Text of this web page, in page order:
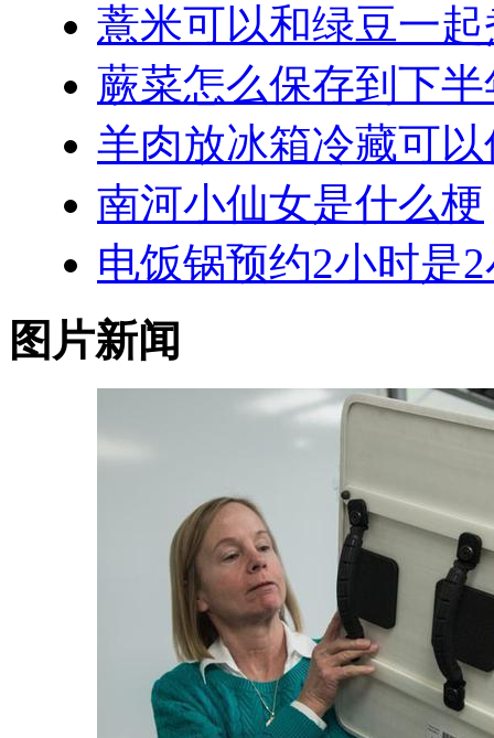
薏米可以和绿豆一
蕨菜怎么保存到下半
羊肉放冰箱冷藏可
南河小仙女是什么梗
电饭锅预约2小时是
图片新闻